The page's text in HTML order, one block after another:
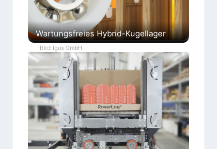
Wartungsfreies Hybrid-Kugellager
Bild: Igus GmbH